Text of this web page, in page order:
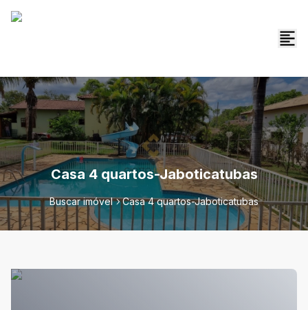
Casa 4 quartos-Jaboticatubas
Buscar imóvel Casa 4 quartos-Jaboticatubas